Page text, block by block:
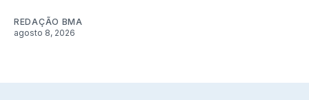
REDAÇÃO BMA
agosto 8, 2026